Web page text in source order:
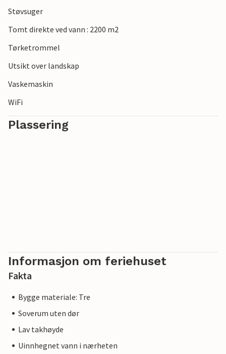
Støvsuger
Tomt direkte ved vann : 2200 m2
Tørketrommel
Utsikt over landskap
Vaskemaskin
WiFi
Plassering
Informasjon om feriehuset
Fakta
Bygge materiale: Tre
Soverum uten dør
Lav takhøyde
Uinnhegnet vann i nærheten